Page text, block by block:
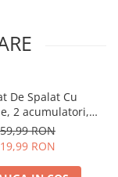
De Spalat Cu
2 acumulatori,
cu 3 moduri, 30
spuma,
RON
RON